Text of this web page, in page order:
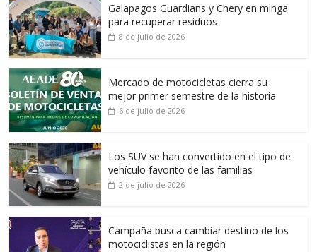
Galapagos Guardians y Chery en minga
para recuperar residuos
8 de julio de 2026
Mercado de motocicletas cierra su
mejor primer semestre de la historia
6 de julio de 2026
Los SUV se han convertido en el tipo de
vehículo favorito de las familias
2 de julio de 2026
Campaña busca cambiar destino de los
motociclistas en la región